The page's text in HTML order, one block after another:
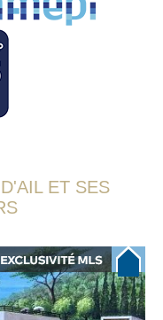
ET SES